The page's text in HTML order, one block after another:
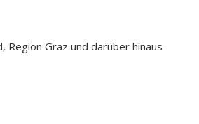
Region Graz und darüber hinaus